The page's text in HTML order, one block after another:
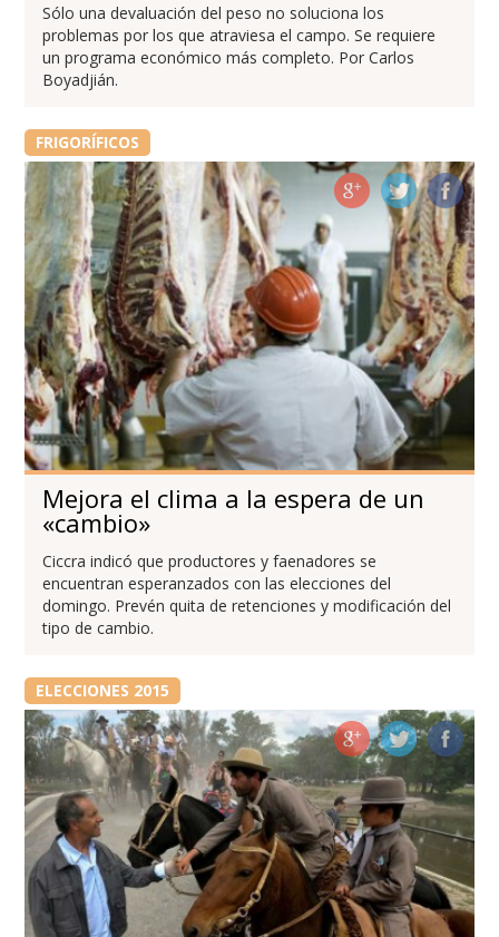
Sólo una devaluación del peso no soluciona los
problemas por los que atraviesa el campo. Se requiere
un programa económico más completo. Por Carlos
Boyadjián.
FRIGORÍFICOS
Mejora el clima a la espera de un
«cambio»
Ciccra indicó que productores y faenadores se
encuentran esperanzados con las elecciones del
domingo. Prevén quita de retenciones y modificación del
tipo de cambio.
ELECCIONES 2015